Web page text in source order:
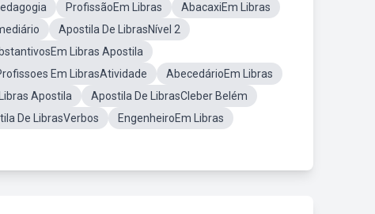
ProfissãoEm Libras
AbacaxiEm Libras
Apostila De LibrasNível 2
Libras Apostila
Em LibrasAtividade
AbecedárioEm Libras
Apostila
Apostila De LibrasCleber Belém
De LibrasVerbos
EngenheiroEm Libras